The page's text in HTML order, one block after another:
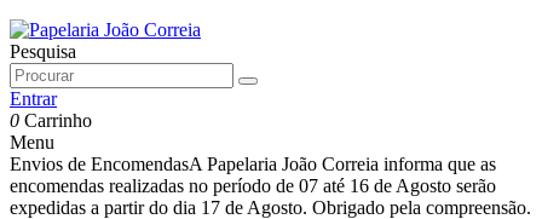
Pesquisa
Entrar
0 Carrinho
Menu
Envios de EncomendasA Papelaria João Correia informa que as
encomendas realizadas no período de 07 até 16 de Agosto serão
expedidas a partir do dia 17 de Agosto. Obrigado pela compreensão.